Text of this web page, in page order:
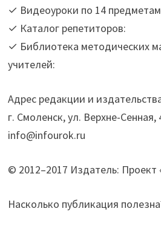
✓ Видеоуроки по 14
✓ Каталог репетиторов:
✓ Библиотека методических
учителей:
Адрес редакции и
г. Смоленск, ул. Верхне-Сенная,
info@infourok.ru
© 2012–2017 Издатель: Проект
Насколько публикация